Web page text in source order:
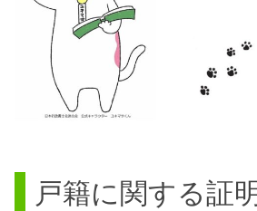
戸籍に関する証